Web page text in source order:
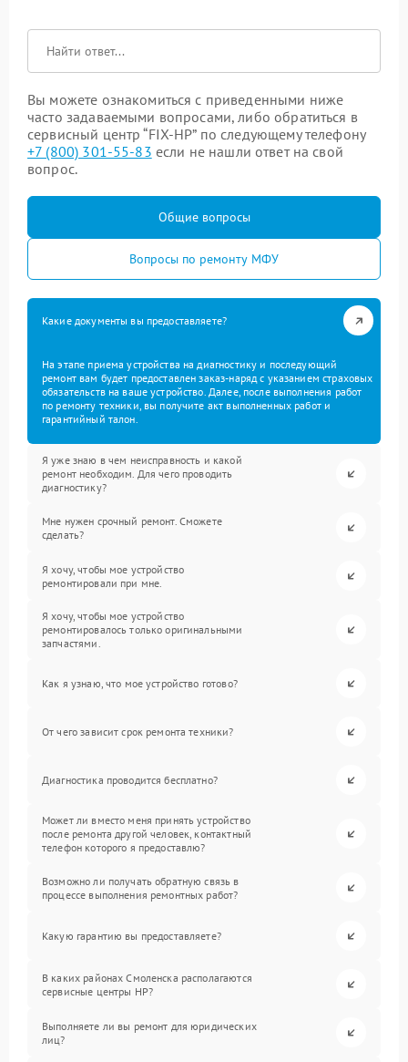
Вы можете ознакомиться с приведенными ниже
часто задаваемыми вопросами, либо обратиться в
сервисный центр “FIX-HP” по следующему телефону
+7 (800) 301-55-83 если не нашли ответ на свой
вопрос.
Общие вопросы
Вопросы по ремонту МФУ
Какие документы вы предоставляете?
На этапе приема устройства на диагностику и последующий
ремонт вам будет предоставлен заказ-наряд с указанием страховых
обязательств на ваше устройство. Далее, после выполнения работ
по ремонту техники, вы получите акт выполненных работ и
гарантийный талон.
Я уже знаю в чем неисправность и какой
ремонт необходим. Для чего проводить
диагностику?
Мне нужен срочный ремонт. Сможете
сделать?
Я хочу, чтобы мое устройство
ремонтировали при мне.
Я хочу, чтобы мое устройство
ремонтировалось только оригинальными
запчастями.
Как я узнаю, что мое устройство готово?
От чего зависит срок ремонта техники?
Диагностика проводится бесплатно?
Может ли вместо меня принять устройство
после ремонта другой человек, контактный
телефон которого я предоставлю?
Возможно ли получать обратную связь в
процессе выполнения ремонтных работ?
Какую гарантию вы предоставляете?
В каких районах Смоленска располагаются
сервисные центры HP?
Выполняете ли вы ремонт для юридических
лиц?